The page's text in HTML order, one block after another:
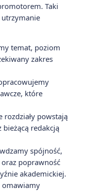
Taki
temat, poziom
zakres
które
rozdziały powstają
redakcją
spójność,
poprawność
akademickiej.